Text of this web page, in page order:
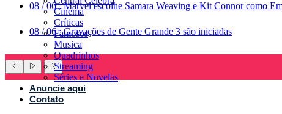
08 / 06 : Marvel escolhe Samara Weaving e Kit Connor como
08 / 06 : Gravações de Gente Grande 3 são iniciadas
Cinema
Críticas
Famosos
Musica
Quadrinhos
Streaming
Séries e Novelas
Anuncie aqui
Contato